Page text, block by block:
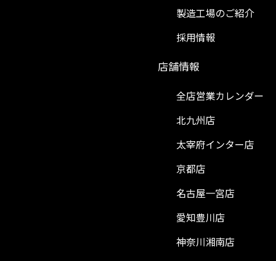
製造工場のご紹介
採用情報
店舗情報
全店営業カレンダー
北九州店
太宰府インター店
京都店
名古屋一宮店
愛知豊川店
神奈川湘南店